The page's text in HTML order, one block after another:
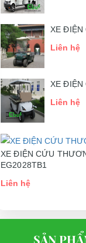
XE ĐIỆN
Liên hệ
XE ĐIỆN
Liên hệ
XE ĐIỆN CỨU
EG2028TB1
Liên hệ
SẢN